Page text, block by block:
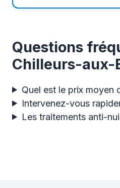
Questions
Chilleurs-aux-
Quel est le prix moyen
Intervenez-vous
Les traitements anti-